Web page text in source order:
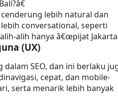
lebih natural dan
conversational, seperti
alih hanya â€œpijat
(UX)
SEO, dan ini berlaku
cepat, dan mobile-
serta menarik lebih banyak